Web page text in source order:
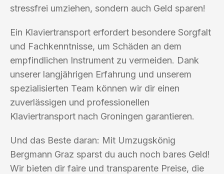
stressfrei umziehen, sondern auch Geld sparen!
Ein Klaviertransport erfordert besondere Sorgfalt
und Fachkenntnisse, um Schäden an dem
empfindlichen Instrument zu vermeiden. Dank
unserer langjährigen Erfahrung und unserem
spezialisierten Team können wir dir einen
zuverlässigen und professionellen
Klaviertransport nach Groningen garantieren.
Und das Beste daran: Mit Umzugskönig
Bergmann Graz sparst du auch noch bares Geld!
Wir bieten dir faire und transparente Preise, die